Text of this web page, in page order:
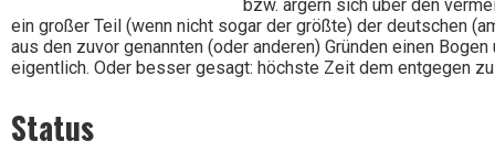
bzw. ärgern sich über den
ein großer Teil (wenn nicht sogar der größte) der deutschen
aus den zuvor genannten (oder anderen) Gründen einen
eigentlich. Oder besser gesagt: höchste Zeit dem entgegen
Status